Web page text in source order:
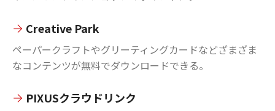
Creative Park
ペーパークラフトやグリーティングカードなどざまざま
なコンテンツが無料でダウンロードできる。
PIXUSクラウドリンク